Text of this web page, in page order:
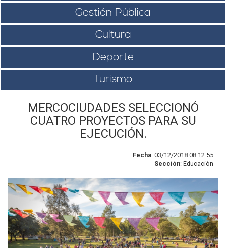
Gestión Pública
Cultura
Deporte
Turismo
MERCOCIUDADES SELECCIONÓ
CUATRO PROYECTOS PARA SU
EJECUCIÓN.
Fecha: 03/12/2018 08:12:55
Sección: Educación